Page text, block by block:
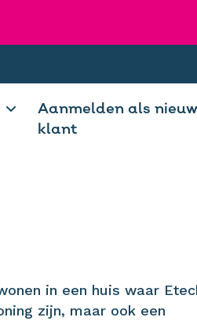
Aanmelden als
klant
in een huis waar
zijn, maar ook een